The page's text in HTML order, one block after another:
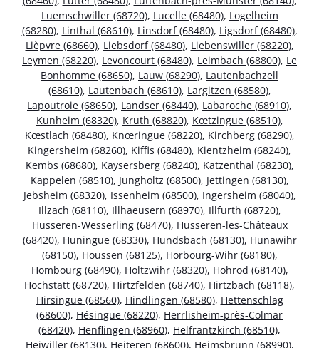
Luemschwiller (68720), Lucelle (68480), Logelheim
(68280), Linthal (68610), Linsdorf (68480), Ligsdorf (68480),
Lièpvre (68660), Liebsdorf (68480), Liebenswiller (68220),
Leymen (68220), Levoncourt (68480), Leimbach (68800), Le
Bonhomme (68650), Lauw (68290), Lautenbachzell
(68610), Lautenbach (68610), Largitzen (68580),
Lapoutroie (68650), Landser (68440), Labaroche (68910),
Kunheim (68320), Kruth (68820), Kœtzingue (68510),
Kœstlach (68480), Knœringue (68220), Kirchberg (68290),
Kingersheim (68260), Kiffis (68480), Kientzheim (68240),
Kembs (68680), Kaysersberg (68240), Katzenthal (68230),
Kappelen (68510), Jungholtz (68500), Jettingen (68130),
Jebsheim (68320), Issenheim (68500), Ingersheim (68040),
Illzach (68110), Illhaeusern (68970), Illfurth (68720),
Husseren-Wesserling (68470), Husseren-les-Châteaux
(68420), Huningue (68330), Hundsbach (68130), Hunawihr
(68150), Houssen (68125), Horbourg-Wihr (68180),
Hombourg (68490), Holtzwihr (68320), Hohrod (68140),
Hochstatt (68720), Hirtzfelden (68740), Hirtzbach (68118),
Hirsingue (68560), Hindlingen (68580), Hettenschlag
(68600), Hésingue (68220), Herrlisheim-près-Colmar
(68420), Henflingen (68960), Helfrantzkirch (68510),
Heiwiller (68130), Heiteren (68600), Heimsbrunn (68990),